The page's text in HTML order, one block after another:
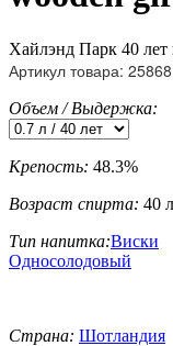
Хайлэнд Парк 40 лет
Артикул товара: 25868
Объем / Выдержка:
Крепость: 48.3%
Возраст спирта: 40
Тип напитка:Виски
Односолодовый
Страна: Шотландия